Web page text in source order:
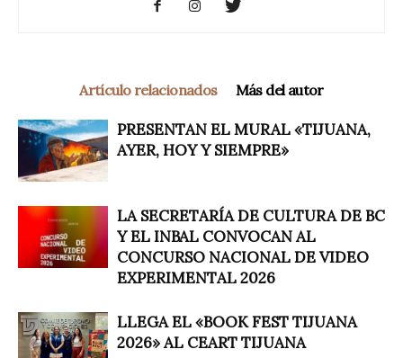
Artículo relacionados Más del autor
PRESENTAN EL MURAL «TIJUANA,
AYER, HOY Y SIEMPRE»
LA SECRETARÍA DE CULTURA DE BC
Y EL INBAL CONVOCAN AL
CONCURSO NACIONAL DE VIDEO
EXPERIMENTAL 2026
LLEGA EL «BOOK FEST TIJUANA
2026» AL CEART TIJUANA